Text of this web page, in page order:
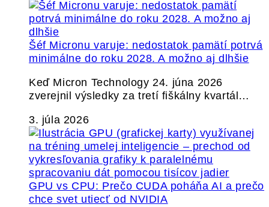
Šéf Micronu varuje: nedostatok pamätí potrvá
minimálne do roku 2028. A možno aj dlhšie
Keď Micron Technology 24. júna 2026
zverejnil výsledky za tretí fiškálny kvartál…
3. júla 2026
GPU vs CPU: Prečo CUDA poháňa AI a prečo
chce svet utiecť od NVIDIA